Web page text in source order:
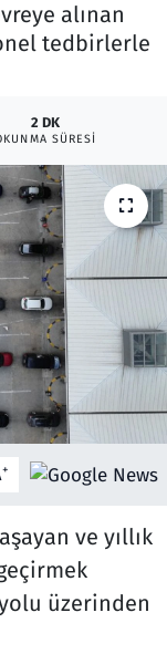
alınan
tedbirlerle
2 DK
SÜRESI
+
ve yıllık
üzerinden